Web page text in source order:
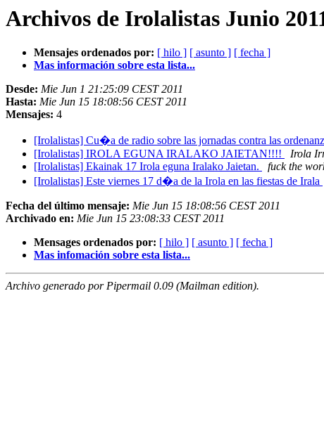
Archivos de Irolalistas Junio
Mensajes ordenados por: [ hilo ] [ asunto ] [ fecha ]
Mas información sobre esta lista...
Desde: Mie Jun 1 21:25:09 CEST 2011
Hasta: Mie Jun 15 18:08:56 CEST 2011
Mensajes: 4
[Irolalistas] Cu�a de radio sobre las jornadas contra las
[Irolalistas] IROLA EGUNA IRALAKO JAIETAN!!!!
Irola
[Irolalistas] Ekainak 17 Irola eguna Iralako Jaietan.
fuck the
[Irolalistas] Este viernes 17 d�a de la Irola en las fiestas de Irala
Fecha del último mensaje: Mie Jun 15 18:08:56 CEST 2011
Archivado en: Mie Jun 15 23:08:33 CEST 2011
Mensages ordenados por: [ hilo ] [ asunto ] [ fecha ]
Mas infomación sobre esta lista...
Archivo generado por Pipermail 0.09 (Mailman edition).